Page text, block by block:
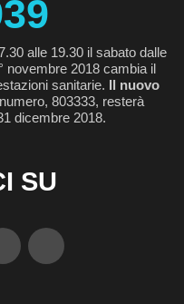
alle 19.30 il sabato dalle
novembre 2018 cambia il
sanitarie. Il nuovo
803333, resterà
dicembre 2018.
SU